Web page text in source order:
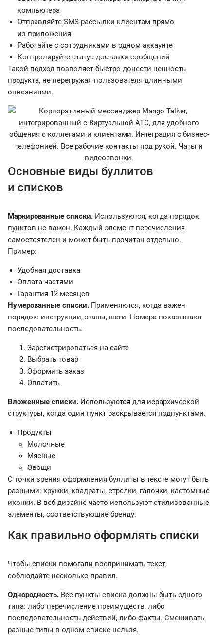
компьютера
Отправляйте SMS-рассылки клиентам прямо
из приложения
Работайте с сотрудниками в одном аккаунте
Контролируйте статус доставки сообщений
Такой подход позволяет быстро донести ценность
продукта, не перегружая пользователя длинными
описаниями.
Основные виды буллитов
и списков
Маркированные списки. Используются, когда порядок
пунктов не важен. Каждый элемент перечисления
самостоятелен и может быть прочитан отдельно.
Пример:
Удобная доставка
Оплата частями
Гарантия 12 месяцев
Нумерованные списки. Применяются, когда важен
порядок: инструкции, этапы, шаги. Номера показывают
последовательность.
Зарегистрироваться на сайте
Выбрать товар
Оформить заказ
Оплатить
Вложенные списки. Используются для иерархической
структуры, когда один пункт раскрывается подпунктами.
Продукты
Молочные
Мясные
Овощи
С точки зрения оформления буллиты в тексте могут быть
разными: кружки, квадраты, стрелки, галочки, кастомные
иконки. В веб-дизайне часто используют стилизованные
элементы, соответствующие бренду.
Как правильно оформлять списки
Чтобы списки помогали воспринимать текст,
соблюдайте несколько правил.
Однородность. Все пункты списка должны быть одного
типа: либо перечисление преимуществ, либо
последовательность действий, либо факты. Смешивать
разные типы в одном списке нельзя.